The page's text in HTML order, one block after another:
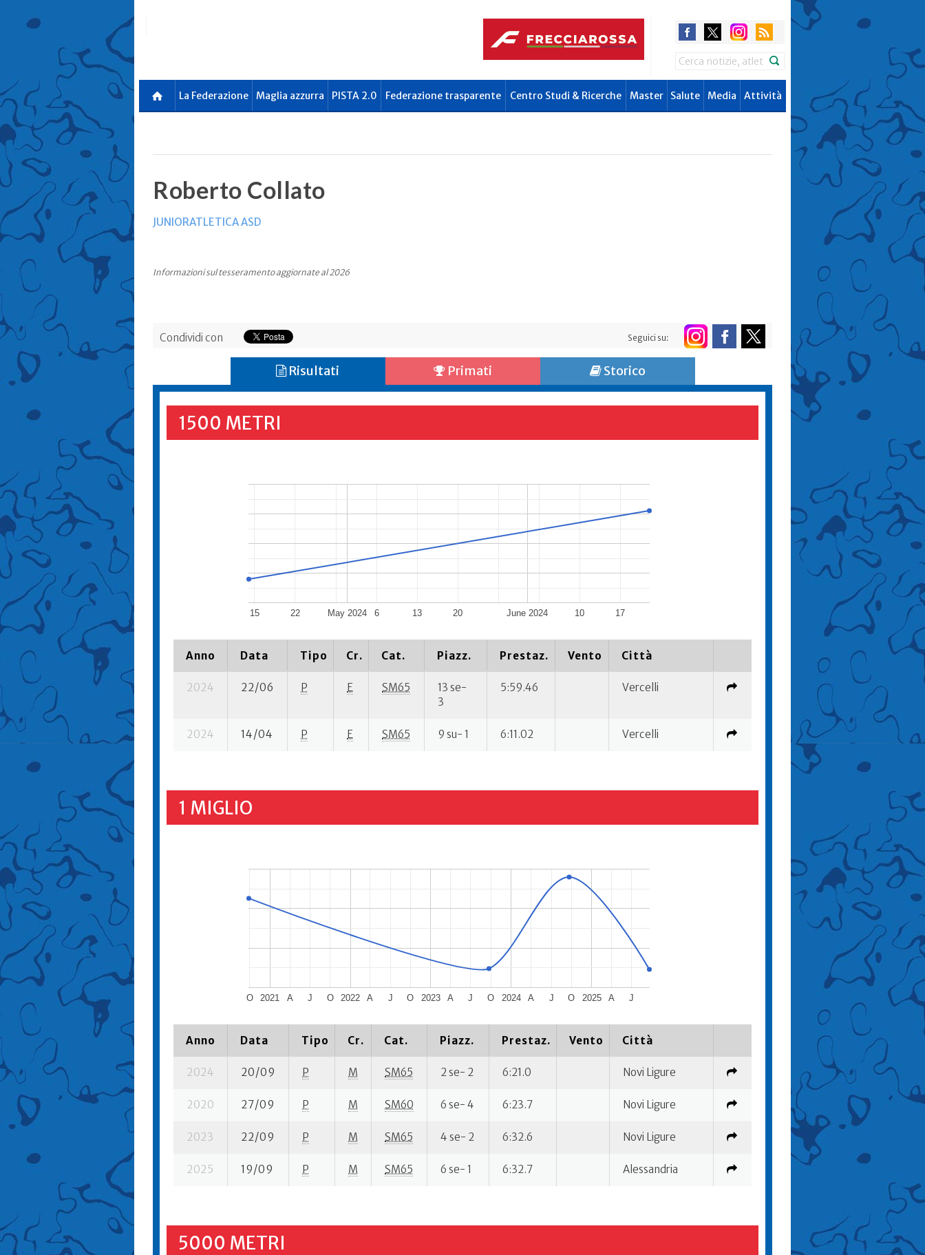
Search
La Federazione Maglia azzurra PISTA 2.0 Federazione trasparente Centro Studi & Ricerche Master Salute Media Attività
Roberto Collato
JUNIORATLETICA ASD
Informazioni sul tesseramento aggiornate al 2026
Condividi con Seguici su:
Risultati Primati Storico
1500 METRI
May 2024 June 2024
15 22 6 13 20 10 17
Anno Data Tipo Cr. Cat. Piazz. Prestaz. Vento Città
2024 22/06 P E SM65
13 se-
3
5:59.46 Vercelli
2024 14/04 P E SM65 9 su- 1 6:11.02 Vercelli
1 MIGLIO
2021 2022 2023 2024 2025
O A J O A J O A J O A J O A J
Anno Data Tipo Cr. Cat. Piazz. Prestaz. Vento Città
2024 20/09 P M SM65 2 se- 2 6:21.0 Novi Ligure
2020 27/09 P M SM60 6 se- 4 6:23.7 Novi Ligure
2023 22/09 P M SM65 4 se- 2 6:32.6 Novi Ligure
2025 19/09 P M SM65 6 se- 1 6:32.7 Alessandria
5000 METRI